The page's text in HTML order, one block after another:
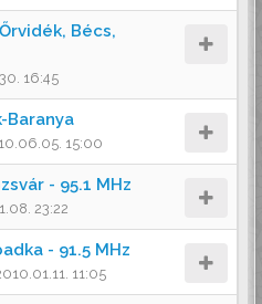
Bécs,
16:45
Baranya
15:00
- 95.1 MHz
23:22
- 91.5 MHz
11:05